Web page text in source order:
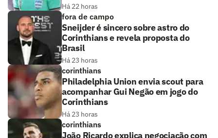
Há 22 horas
fora de campo
Sneijder é sincero sobre astro do
Corinthians e revela proposta do
Brasil
Há 23 horas
corinthians
Philadelphia Union envia scout para
acompanhar Gui Negão em jogo do
Corinthians
Há 23 horas
corinthians
João Ricardo explica negociação com